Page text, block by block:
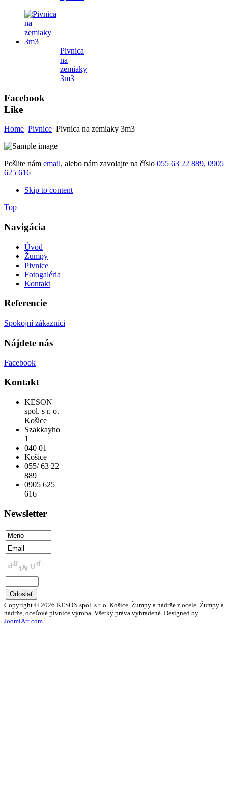
Pivnica
na
zemiaky
3m3
Facebook
Like
Home Pivnice Pivnica na zemiaky 3m3
Pošlite nám email, alebo nám zavolajte na číslo 055 63 22 889, 0905
625 616
Skip to content
Top
Navigácia
Úvod
Žumpy
Pivnice
Fotogaléria
Kontakt
Referencie
Spokojní zákazníci
Nájdete nás
Facebook
Kontakt
KESON
spol. s r. o.
Košice
Szakkayho
1
040 01
Košice
055/ 63 22
889
0905 625
616
Newsletter
Copyright © 2026 KESON spol. s r. o. Košice. Žumpy a nádrže z ocele. Žumpy a
nádrže, oceľové pivnice výroba. Všetky práva vyhradené. Designed by
JoomlArt.com.